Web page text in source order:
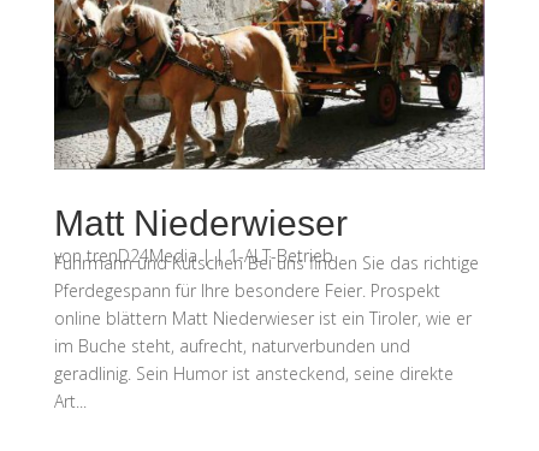
Matt Niederwieser
vontrenD24Media||1-ALT-Betrieb
Fuhrmann und Kutschen Bei uns finden Sie das richtige
Pferdegespann für Ihre besondere Feier. Prospekt
online blättern Matt Niederwieser ist ein Tiroler, wie er
im Buche steht, aufrecht, naturverbunden und
geradlinig. Sein Humor ist ansteckend, seine direkte
Art...